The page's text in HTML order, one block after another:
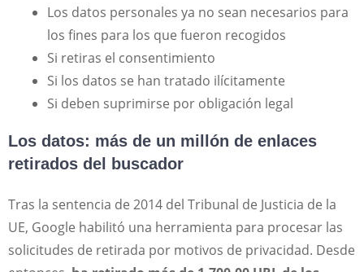
Los datos personales ya no sean necesarios para
los fines para los que fueron recogidos
Si retiras el consentimiento
Si los datos se han tratado ilícitamente
Si deben suprimirse por obligación legal
Los datos: más de un millón de enlaces
retirados del buscador
Tras la sentencia de 2014 del Tribunal de Justicia de la
UE, Google habilitó una herramienta para procesar las
solicitudes de retirada por motivos de privacidad. Desde